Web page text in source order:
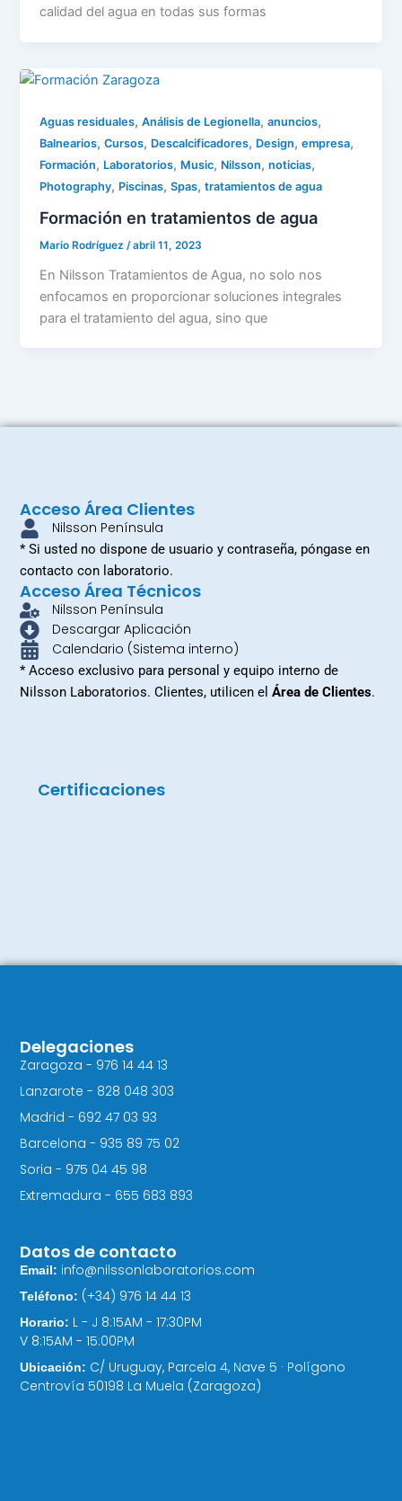
calidad del agua en todas sus formas
Aguas residuales,Análisis de Legionella,anuncios,
Balnearios,Cursos, Descalcificadores, Design,empresa,
Formación, Laboratorios, Music, Nilsson,noticias,
Photography, Piscinas,Spas,tratamientos de agua
Formación en tratamientos de agua
Mario Rodríguez /abril 11, 2023
En Nilsson Tratamientos de Agua, no solo nos
enfocamos en proporcionar soluciones integrales
para el tratamiento del agua, sino que
Acceso Área Clientes
Nilsson Península
* Si usted no dispone de usuario y contraseña, póngase en
contacto con laboratorio.
Acceso Área Técnicos
Nilsson Península
Descargar Aplicación
Calendario (Sistema interno)
* Acceso exclusivo para personal y equipo interno de
Nilsson Laboratorios. Clientes, utilicen elÁrea de Clientes.
Certificaciones
Delegaciones
Zaragoza - 976 14 44 13
Lanzarote - 828 048 303
Madrid - 692 47 03 93
Barcelona - 935 89 75 02
Soria - 975 04 45 98
Extremadura - 655 683 893
Datos de contacto
Email: info@nilssonlaboratorios.com
Teléfono: (+34) 976 14 44 13
Horario: L - J 8:15AM - 17:30PM
V 8:15AM - 15:00PM
Ubicación: C/ Uruguay, Parcela 4, Nave 5 · Polígono
Centrovía 50198 La Muela (Zaragoza)